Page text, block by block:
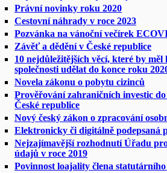
Právní novinky roku 2020
Cestovní náhrady v roce 2023
Pozvánka na vánoční večírek
Závěť a dědění v České republice
10 nejdůležitějších věcí, které by měl
společnosti udělat do konce roku
Novela zákonu o pobytu cizinců
Prověřování zahraničních investic
České republice
Nový český zákon o zpracování
Elektronicky či digitálně podepsaná
Nejzajímavější rozhodnutí Úřadu
údajů v roce 2019
Povinnost loajality člena